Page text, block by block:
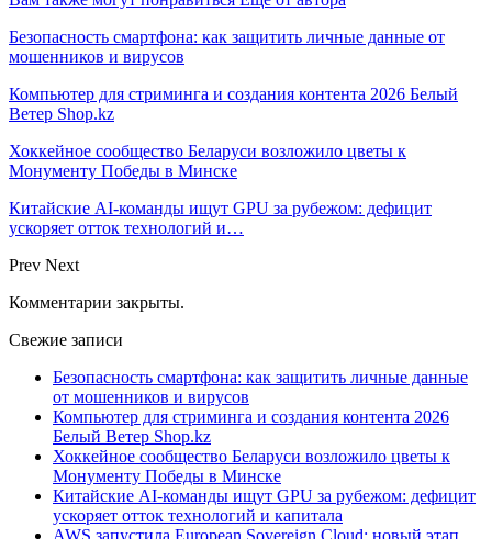
Безопасность смартфона: как защитить личные данные от
мошенников и вирусов
Компьютер для стриминга и создания контента 2026 Белый
Ветер Shop.kz
Хоккейное сообщество Беларуси возложило цветы к
Монументу Победы в Минске
Китайские AI-команды ищут GPU за рубежом: дефицит
ускоряет отток технологий и…
Prev Next
Комментарии закрыты.
Свежие записи
Безопасность смартфона: как защитить личные данные
от мошенников и вирусов
Компьютер для стриминга и создания контента 2026
Белый Ветер Shop.kz
Хоккейное сообщество Беларуси возложило цветы к
Монументу Победы в Минске
Китайские AI-команды ищут GPU за рубежом: дефицит
ускоряет отток технологий и капитала
AWS запустила European Sovereign Cloud: новый этап